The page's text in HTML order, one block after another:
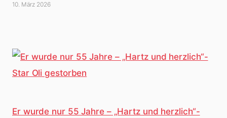
10. März 2026
Er wurde nur 55 Jahre – „Hartz und herzlich“-